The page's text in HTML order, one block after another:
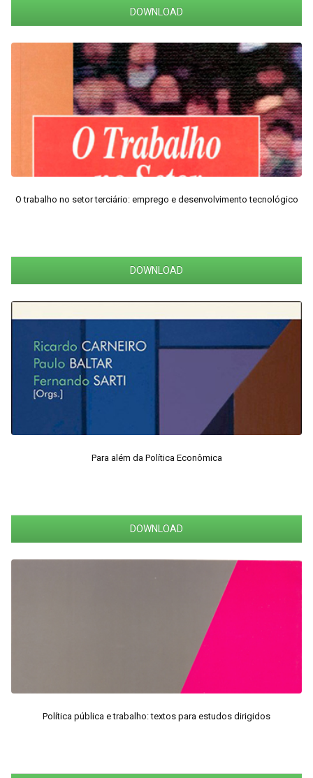
DOWNLOAD
O trabalho no setor terciário: emprego e desenvolvimento tecnológico
DOWNLOAD
Para além da Política Econômica
DOWNLOAD
Política pública e trabalho: textos para estudos dirigidos